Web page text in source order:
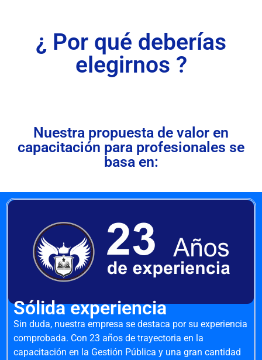
¿ Por qué deberías
elegirnos ?
Nuestra propuesta de valor en
capacitación para profesionales se
basa en:
Sólida experiencia
Sin duda, nuestra empresa se destaca por su experiencia
comprobada. Con 23 años de trayectoria en la
capacitación en la Gestión Pública y una gran cantidad